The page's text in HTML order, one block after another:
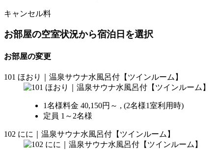
キャンセル料
お部屋の空室状況から宿泊日を選択
お部屋の変更
101 ほおり｜温泉サウナ水風呂付【ツインルーム】
1名様料金 40,150円～ , (2名様1室利用時)
定員 1～2名様
102 にに｜温泉サウナ水風呂付【ツインルーム】